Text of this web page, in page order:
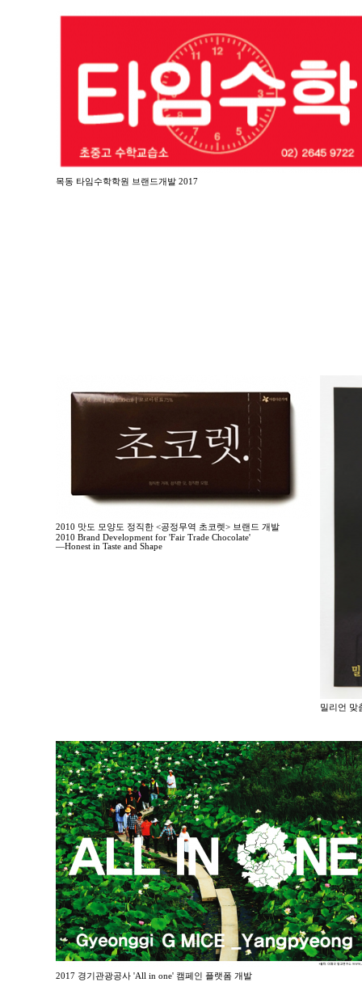
목동 타임수학학원 브랜드개발 2017
2010 맛도 모양도 정직한 <공정무역 초코렛> 브랜드 개발
2010 Brand Development for 'Fair Trade Chocolate'
—Honest in Taste and Shape
밀리언 맞
2017 경기관광공사 'All in one' 캠페인 플랫폼 개발